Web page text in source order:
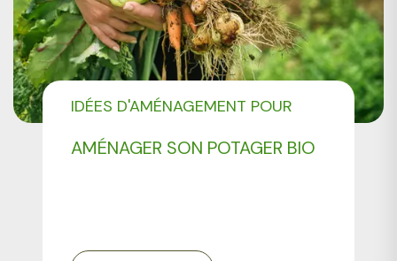
AMÉNAGER SON POTAGER BIO
IDÉES D'AMÉNAGEMENT POUR